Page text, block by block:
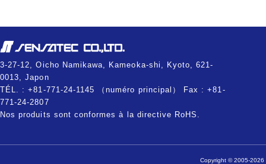
3-27-12, Oicho Namikawa, Kameoka-shi, Kyoto, 621-
0013, Japon
TÉL. : +81-771-24-1145 （numéro principal） Fax : +81-
771-24-2807
Nos produits sont conformes à la directive RoHS.
Copyright © 2005-2026